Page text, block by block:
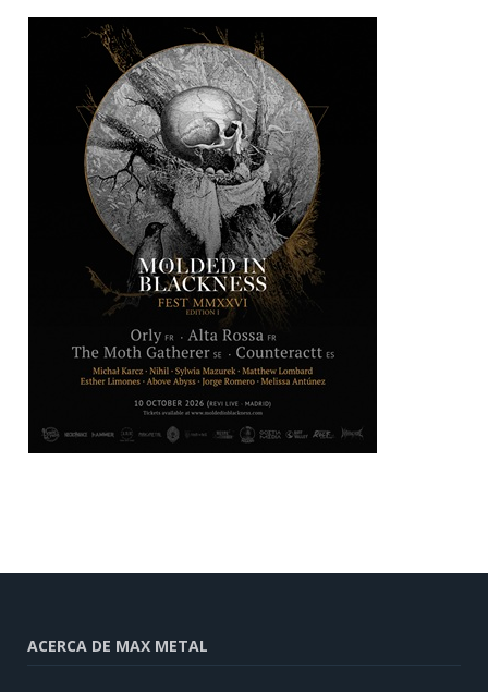
ACERCA DE MAX METAL